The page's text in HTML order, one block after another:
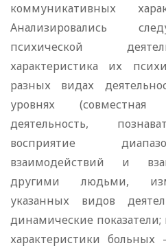
коммуникативных
Анализировались
психической
характеристика их
разных видах
уровнях
деятельность,
восприятие
взаимодействий и
другими людьми,
указанных видов
динамические
характеристики